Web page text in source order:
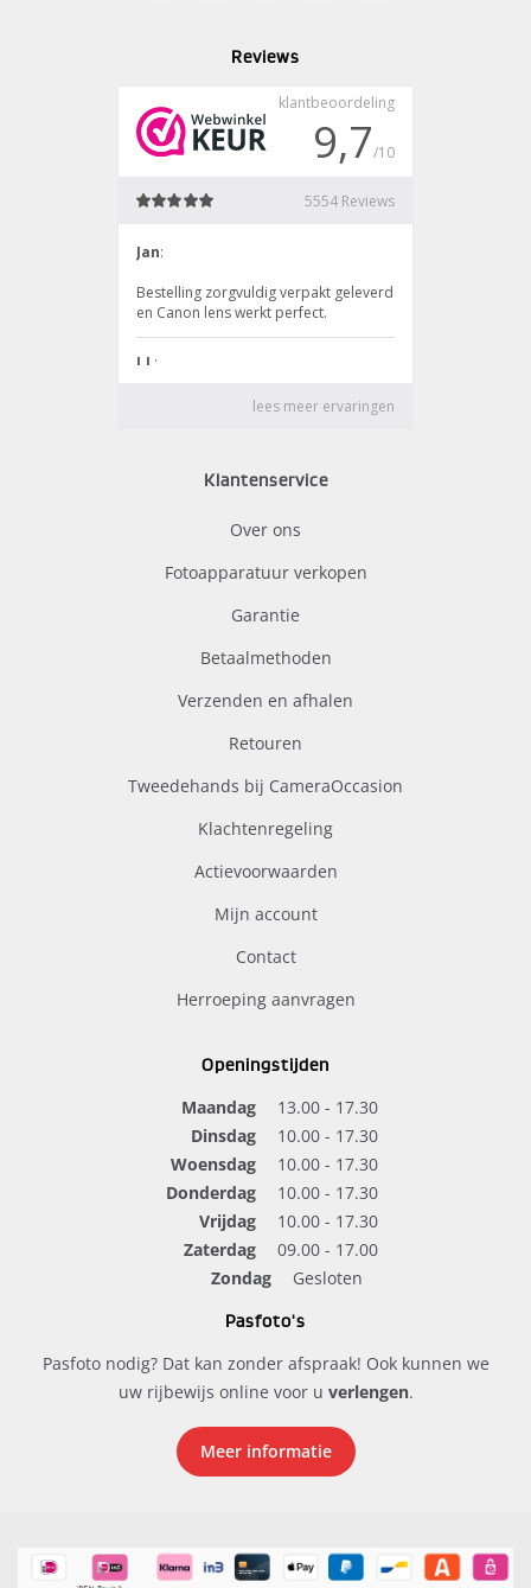
Reviews
Klantenservice
Over ons
Fotoapparatuur verkopen
Garantie
Betaalmethoden
Verzenden en afhalen
Retouren
Tweedehands bij CameraOccasion
Klachtenregeling
Actievoorwaarden
Mijn account
Contact
Herroeping aanvragen
Openingstijden
Maandag
13.00 - 17.30
Dinsdag
10.00 - 17.30
Woensdag
10.00 - 17.30
Donderdag
10.00 - 17.30
Vrijdag
10.00 - 17.30
Zaterdag
09.00 - 17.00
Zondag
Gesloten
Pasfoto's
Pasfoto nodig? Dat kan zonder afspraak! Ook kunnen we
uw rijbewijs online voor u verlengen.
Meer informatie